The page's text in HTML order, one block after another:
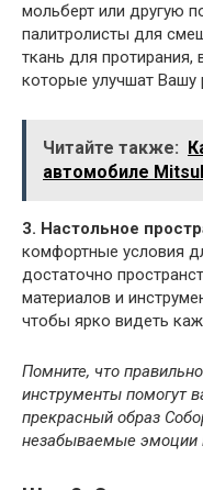
мольберт или другую
палитролисты для
ткань для протирания,
которые улучшат Вашу
Читайте также:
автомобиле
3. Настольное
комфортные условия
достаточно
материалов и
чтобы ярко видеть
Помните, что
инструменты помогут
прекрасный образ
незабываемые эмоции